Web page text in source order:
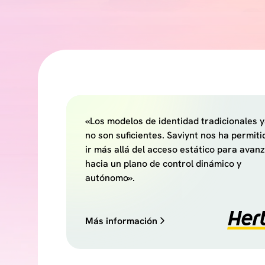
Saviynt protege todas
identidades. Desde
de seguridad hasta el
la gobernanza.
«Los modelos de identidad tradicionales
no son suficientes. Saviynt nos ha
ir más allá del acceso estático para
hacia un plano de control dinámico y
autónomo».
Más información